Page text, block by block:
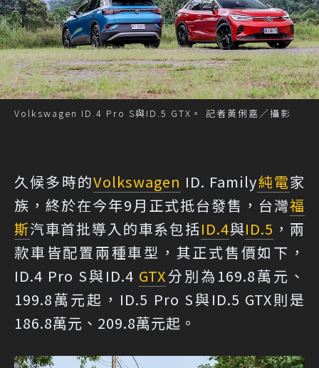
Volkswagen ID.4 Pro S與ID.5 GTX。 記者黃俐嘉／攝影
久候多時的Volkswagen ID. Family純電家
族，終於在今年9月正式抵台發售，台灣福
斯汽車首批導入的車系包括ID.4與ID.5 ，兩
款車皆配置兩種車型，其正式售價如下，
ID.4 Pro S與ID.4 GTX分別為169.8萬元、
199.8萬元起，ID.5 Pro S與ID.5 GTX則是
186.8萬元、209.8萬元起。